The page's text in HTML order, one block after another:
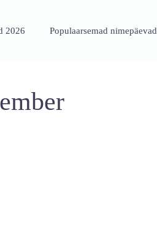
2026 Populaarsemad nimepäevad